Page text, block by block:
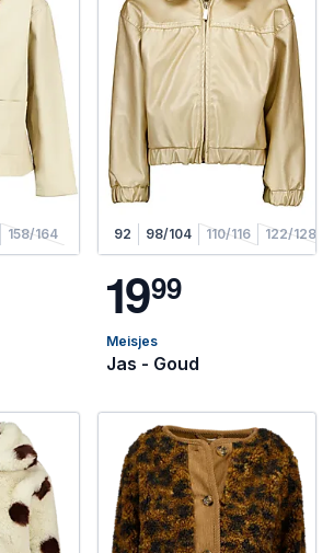
158/164 92 98/104 110/116 122/128
1999
Meisjes
Jas - Goud